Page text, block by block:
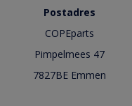
Postadres
COPEparts
Pimpelmees 47
7827BE Emmen